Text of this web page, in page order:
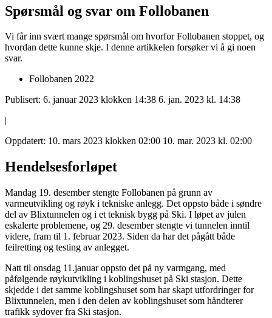
Spørsmål og svar om Follobanen
Vi får inn svært mange spørsmål om hvorfor Follobanen stoppet, og
hvordan dette kunne skje. I denne artikkelen forsøker vi å gi noen
svar.
Follobanen 2022
Publisert: 6. januar 2023 klokken 14:38 6. jan. 2023 kl. 14:38
|
Oppdatert: 10. mars 2023 klokken 02:00 10. mar. 2023 kl. 02:00
Hendelsesforløpet
Mandag 19. desember stengte Follobanen på grunn av
varmeutvikling og røyk i tekniske anlegg. Det oppsto både i søndre
del av Blixtunnelen og i et teknisk bygg på Ski. I løpet av julen
eskalerte problemene, og 29. desember stengte vi tunnelen inntil
videre, fram til 1. februar 2023. Siden da har det pågått både
feilretting og testing av anlegget.
Natt til onsdag 11.januar oppsto det på ny varmgang, med
påfølgende røykutvikling i koblingshuset på Ski stasjon. Dette
skjedde i det samme koblingshuset som har skapt utfordringer for
Blixtunnelen, men i den delen av koblingshuset som håndterer
trafikk sydover fra Ski stasjon.